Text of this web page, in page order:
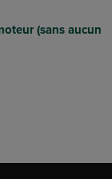
(sans aucun